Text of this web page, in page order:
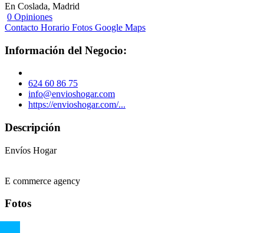
En Coslada, Madrid
0 Opiniones
Contacto Horario Fotos Google Maps
Información del Negocio:
624 60 86 75
info@envioshogar.com
https://envioshogar.com/...
Descripción
Envíos Hogar
E commerce agency
Fotos